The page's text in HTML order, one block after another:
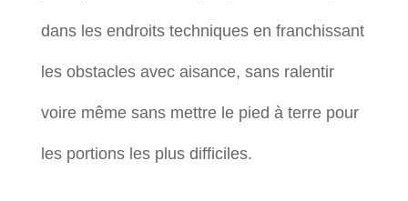
dans les endroits techniques en franchissant
les obstacles avec aisance, sans ralentir
voire même sans mettre le pied à terre pour
les portions les plus difficiles.